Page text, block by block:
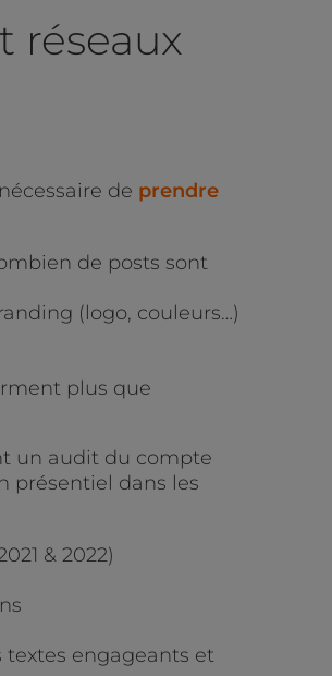
réseaux
de prendre
de posts sont
(logo, couleurs…)
plus que
un audit du compte
présentiel dans les
& 2022)
textes engageants et